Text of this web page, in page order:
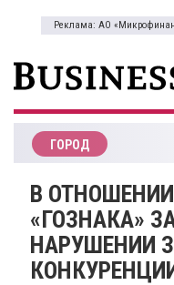
Реклама: АО
ГОРОД
​В
«ГОЗНАКА»
НАРУШЕНИИ